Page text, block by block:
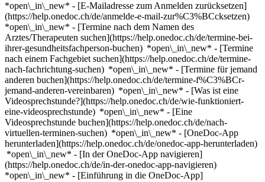
*open\_in\_new* - [E-Mailadresse zum Anmelden zurücksetzen]
(https://help.onedoc.ch/de/anmelde-e-mail-zur%C3%BCcksetzen)
*open\_in\_new* - [Termine nach dem Namen des
Arztes/Therapeuten suchen](https://help.onedoc.ch/de/termine-bei-
ihrer-gesundheitsfachperson-buchen) *open\_in\_new* - [Termine
nach einem Fachgebiet suchen](https://help.onedoc.ch/de/termine-
nach-fachrichtung-suchen) *open\_in\_new* - [Termine für jemand
anderen buchen](https://help.onedoc.ch/de/termine-f%C3%BCr-
jemand-anderen-vereinbaren) *open\_in\_new* - [Was ist eine
Videosprechstunde?](https://help.onedoc.ch/de/wie-funktioniert-
eine-videosprechstunde) *open\_in\_new* - [Eine
Videosprechstunde buchen](https://help.onedoc.ch/de/nach-
virtuellen-terminen-suchen) *open\_in\_new* - [OneDoc-App
herunterladen](https://help.onedoc.ch/de/onedoc-app-herunterladen)
*open\_in\_new* - [In der OneDoc-App navigieren]
(https://help.onedoc.ch/de/in-der-onedoc-app-navigieren)
*open\_in\_new* - [Einführung in die OneDoc-App]